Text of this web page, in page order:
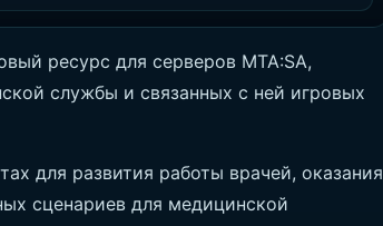
ресурс для серверов MTA:SA,
службы и связанных с ней игровых
для развития работы врачей, оказания
сценариев для медицинской